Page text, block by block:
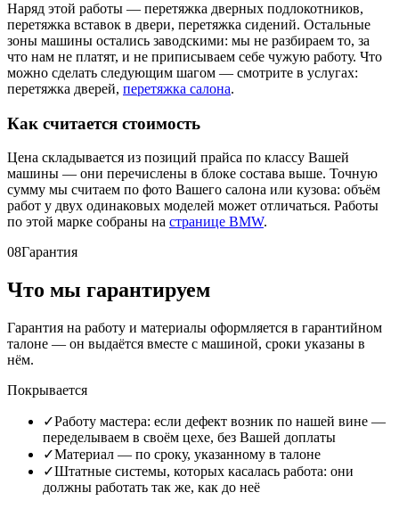
Наряд этой работы — перетяжка дверных подлокотников,
перетяжка вставок в двери, перетяжка сидений. Остальные
зоны машины остались заводскими: мы не разбираем то, за
что нам не платят, и не приписываем себе чужую работу. Что
можно сделать следующим шагом — смотрите в услугах:
перетяжка дверей, перетяжка салона.
Как считается стоимость
Цена складывается из позиций прайса по классу Вашей
машины — они перечислены в блоке состава выше. Точную
сумму мы считаем по фото Вашего салона или кузова: объём
работ у двух одинаковых моделей может отличаться. Работы
по этой марке собраны на странице BMW.
08Гарантия
Что мы гарантируем
Гарантия на работу и материалы оформляется в гарантийном
талоне — он выдаётся вместе с машиной, сроки указаны в
нём.
Покрывается
✓Работу мастера: если дефект возник по нашей вине —
переделываем в своём цехе, без Вашей доплаты
✓Материал — по сроку, указанному в талоне
✓Штатные системы, которых касалась работа: они
должны работать так же, как до неё